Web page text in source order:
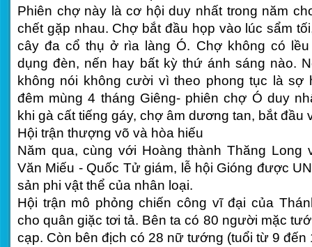
Phiên chợ này là cơ hội duy nhất trong năm
chết gặp nhau. Chợ bắt đầu họp vào lúc sẩm
cây đa cổ thụ ở rìa làng Ó. Chợ không có
dụng đèn, nến hay bất kỳ thứ ánh sáng nào.
không nói không cười vì theo phong tục là sợ
đêm mùng 4 tháng Giêng- phiên chợ Ó duy
khi gà cất tiếng gáy, chợ âm dương tan, bắt đầu
Hội trận thượng võ và hòa hiếu
Năm qua, cùng với Hoàng thành Thăng Long
Văn Miếu - Quốc Tử giám, lễ hội Gióng được
sản phi vật thể của nhân loại.
Hội trận mô phỏng chiến công vĩ đại của
cho quân giặc tơi tả. Bên ta có 80 người mặc
cạp. Còn bên địch có 28 nữ tướng (tuổi từ 9 đến